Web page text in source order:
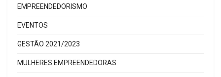
EMPREENDEDORISMO
EVENTOS
GESTÃO 2021/2023
MULHERES EMPREENDEDORAS